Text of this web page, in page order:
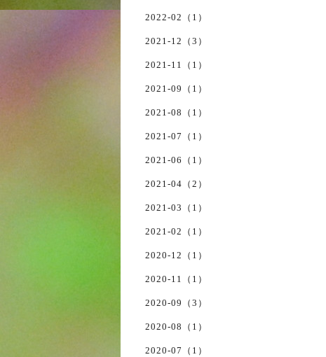
2022-02（1）
2021-12（3）
2021-11（1）
2021-09（1）
2021-08（1）
2021-07（1）
2021-06（1）
2021-04（2）
2021-03（1）
2021-02（1）
2020-12（1）
2020-11（1）
2020-09（3）
2020-08（1）
2020-07（1）